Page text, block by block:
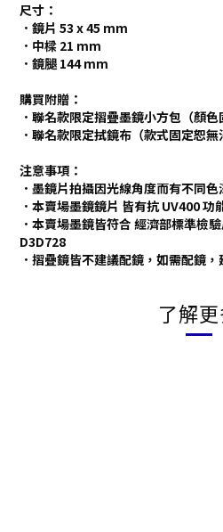
尺寸：
．鏡片 53 x 45 mm
．中樑 21 mm
．鏡腿 144 mm
購買附贈：
．聯名款限定摺疊墨鏡小方包（顏色
．聯名款限定拭鏡布（款式固定恕無
注意事項：
．墨鏡片拍攝因光線角度而有不同
．本賣場墨鏡鏡片 皆有抗 UV400 功
．本賣場墨鏡皆符合 經濟部標準檢
D3D728
．摺疊鏡皆不建議配鏡，如需配鏡
了解